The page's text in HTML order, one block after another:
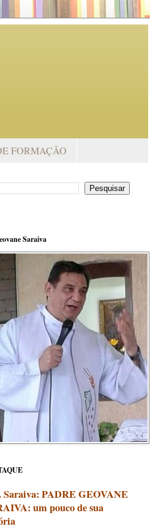
FORMAÇÃO
Saraiva
Saraiva: PADRE GEOVANE
um pouco de sua